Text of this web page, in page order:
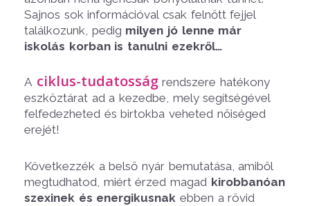
Sajnos sok információval csak felnőtt fejjel
találkozunk, pedig milyen jó lenne már
iskolás korban is tanulni ezekről…
Aciklus-tudatosságrendszere hatékony
eszköztárat ad a kezedbe, mely segítségével
felfedezheted és birtokba veheted nőiséged
erejét!
Következzék a belső nyár bemutatása, amiből
megtudhatod, miért érzed magad kirobbanóan
szexinek és energikusnak ebben a rövid